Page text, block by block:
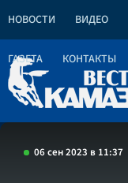
НОВОСТИ ВИДЕО
ГАЗЕТА КОНТАКТЫ
06 сен 2023 в 11:37